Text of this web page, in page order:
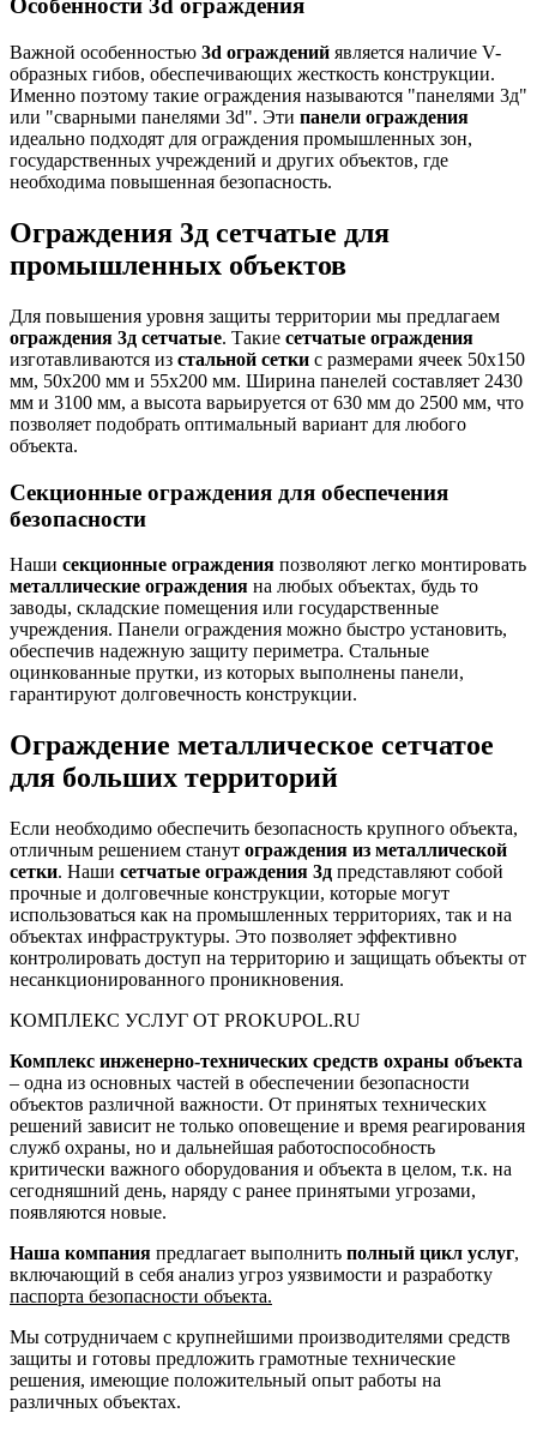
Особенности 3d ограждения
Важной особенностью 3d ограждений является наличие V-
образных гибов, обеспечивающих жесткость конструкции.
Именно поэтому такие ограждения называются "панелями 3д"
или "сварными панелями 3d". Эти панели ограждения
идеально подходят для ограждения промышленных зон,
государственных учреждений и других объектов, где
необходима повышенная безопасность.
Ограждения 3д сетчатые для
промышленных объектов
Для повышения уровня защиты территории мы предлагаем
ограждения 3д сетчатые. Такие сетчатые ограждения
изготавливаются из стальной сетки с размерами ячеек 50х150
мм, 50х200 мм и 55х200 мм. Ширина панелей составляет 2430
мм и 3100 мм, а высота варьируется от 630 мм до 2500 мм, что
позволяет подобрать оптимальный вариант для любого
объекта.
Секционные ограждения для обеспечения
безопасности
Наши секционные ограждения позволяют легко монтировать
металлические ограждения на любых объектах, будь то
заводы, складские помещения или государственные
учреждения. Панели ограждения можно быстро установить,
обеспечив надежную защиту периметра. Стальные
оцинкованные прутки, из которых выполнены панели,
гарантируют долговечность конструкции.
Ограждение металлическое сетчатое
для больших территорий
Если необходимо обеспечить безопасность крупного объекта,
отличным решением станут ограждения из металлической
сетки. Наши сетчатые ограждения 3д представляют собой
прочные и долговечные конструкции, которые могут
использоваться как на промышленных территориях, так и на
объектах инфраструктуры. Это позволяет эффективно
контролировать доступ на территорию и защищать объекты от
несанкционированного проникновения.
КОМПЛЕКС УСЛУГ ОТ PROKUPOL.RU
Комплекс инженерно-технических средств охраны объекта
– одна из основных частей в обеспечении безопасности
объектов различной важности. От принятых технических
решений зависит не только оповещение и время реагирования
служб охраны, но и дальнейшая работоспособность
критически важного оборудования и объекта в целом, т.к. на
сегодняшний день, наряду с ранее принятыми угрозами,
появляются новые.
Наша компания предлагает выполнить полный цикл услуг,
включающий в себя анализ угроз уязвимости и разработку
паспорта безопасности объекта.
Мы сотрудничаем с крупнейшими производителями средств
защиты и готовы предложить грамотные технические
решения, имеющие положительный опыт работы на
различных объектах.